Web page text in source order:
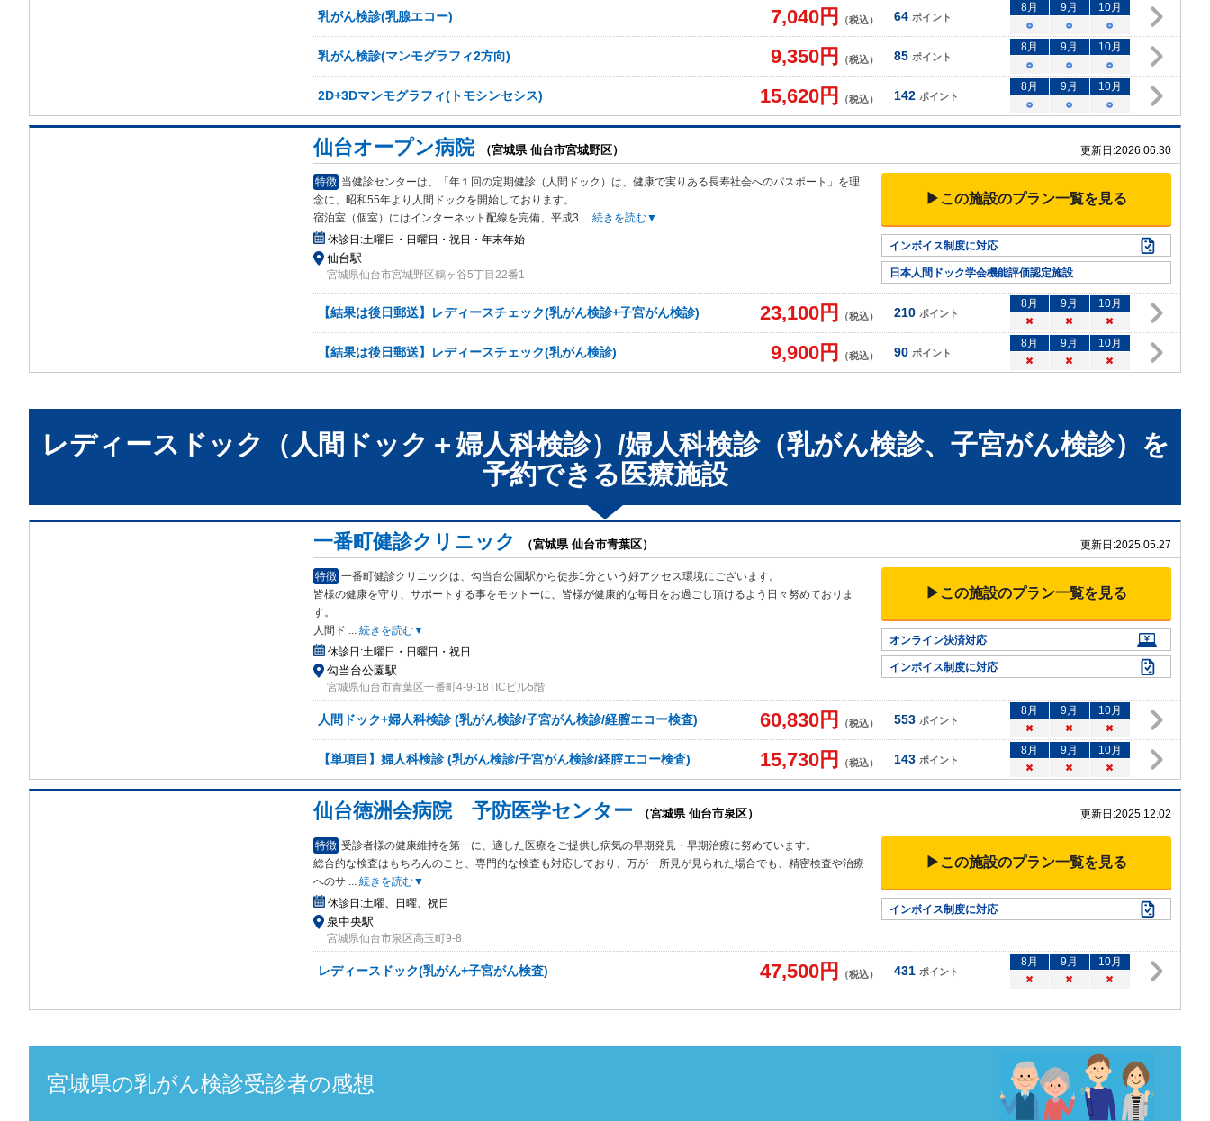
乳がん検診(乳腺エコー) 7,040円 （税込） 64 ポイント
8月 9月 10月
○
○ ○
乳がん検診(マンモグラフィ2方向) 9,350円 （税込） 85 ポイント
8月 9月 10月
○
○ ○
2D+3Dマンモグラフィ(トモシンセシス) 15,620円 （税込） 142 ポイント
8月 9月 10月
○
○ ○
仙台オープン病院 （宮城県 仙台市宮城野区） 更新日:2026.06.30
特徴 当健診センターは、「年１回の定期健診（人間ドック）は、健康で実りある長寿社会へのパスポート」を理
念に、昭和55年より人間ドックを開始しております。
宿泊室（個室）にはインターネット配線を完備、平成3 ... 続きを読む▼
休診日:土曜日・日曜日・祝日・年末年始
仙台駅
宮城県仙台市宮城野区鶴ヶ谷5丁目22番1
▶この施設のプラン一覧を見る
インボイス制度に対応
日本人間ドック学会機能評価認定施設
【結果は後日郵送】レディースチェック(乳がん検診+子宮がん検診) 23,100円 （税込） 210 ポイント
8月 9月 10月
×
× ×
【結果は後日郵送】レディースチェック(乳がん検診) 9,900円 （税込） 90 ポイント
8月 9月 10月
×
× ×
レディースドック（人間ドック＋婦人科検診）/婦人科検診（乳がん検診、子宮がん検診）
を
予約できる 医療施設
一番町健診クリニック （宮城県 仙台市青葉区） 更新日:2025.05.27
特徴 一番町健診クリニックは、勾当台公園駅から徒歩1分という好アクセス環境にございます。
皆様の健康を守り、サポートする事をモットーに、皆様が健康的な毎日をお過ごし頂けるよう日々努めておりま
す。
人間ド ... 続きを読む▼
休診日:土曜日・日曜日・祝日
勾当台公園駅
宮城県仙台市青葉区一番町4-9-18TICビル5階
▶この施設のプラン一覧を見る
オンライン決済対応
インボイス制度に対応
人間ドック+婦人科検診 (乳がん検診/子宮がん検診/経膣エコー検査) 60,830円 （税込） 553 ポイント
8月 9月 10月
×
× ×
【単項目】婦人科検診 (乳がん検診/子宮がん検診/経腟エコー検査) 15,730円 （税込） 143 ポイント
8月 9月 10月
×
× ×
仙台徳洲会病院 予防医学センター （宮城県 仙台市泉区） 更新日:2025.12.02
特徴 受診者様の健康維持を第一に、適した医療をご提供し病気の早期発見・早期治療に努めています。
総合的な検査はもちろんのこと、専門的な検査も対応しており、万が一所見が見られた場合でも、精密検査や治療
へのサ ... 続きを読む▼
休診日:土曜、日曜、祝日
泉中央駅
宮城県仙台市泉区高玉町9-8
▶この施設のプラン一覧を見る
インボイス制度に対応
レディースドック(乳がん+子宮がん検査) 47,500円 （税込） 431 ポイント
8月 9月 10月
×
× ×
宮城県の乳がん検診受診者の感想